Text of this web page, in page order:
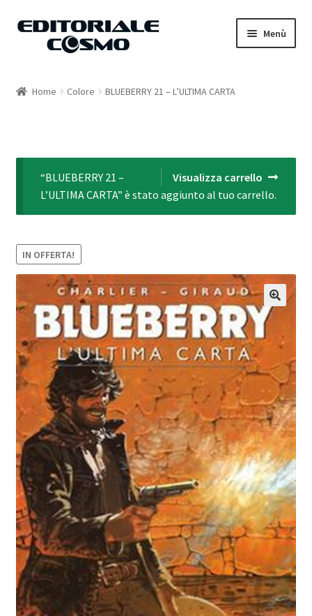
Vai
Vai
Menù
Il mio account
Home Colore BLUEBERRY 21 – L’ULTIMA CARTA
Visualizza carrello
“BLUEBERRY 21 –
L’ULTIMA CARTA” è stato aggiunto al tuo carrello.
IN OFFERTA!